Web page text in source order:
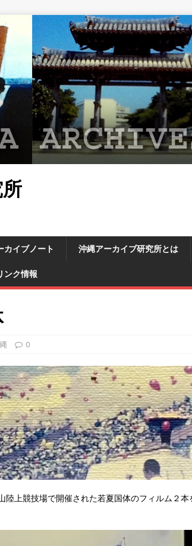
カイブノート 沖縄アーカイブ研究所とは
ンク情報
0
上競技場で開催された若夏国体のフィルム２本